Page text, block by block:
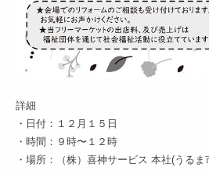
詳細
・日付：１２月１５日
・時間：９時〜１２時
・場所：（株）喜神サービス 本社(うる